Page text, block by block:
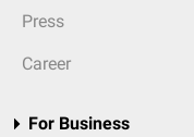
Press
Career
For Business